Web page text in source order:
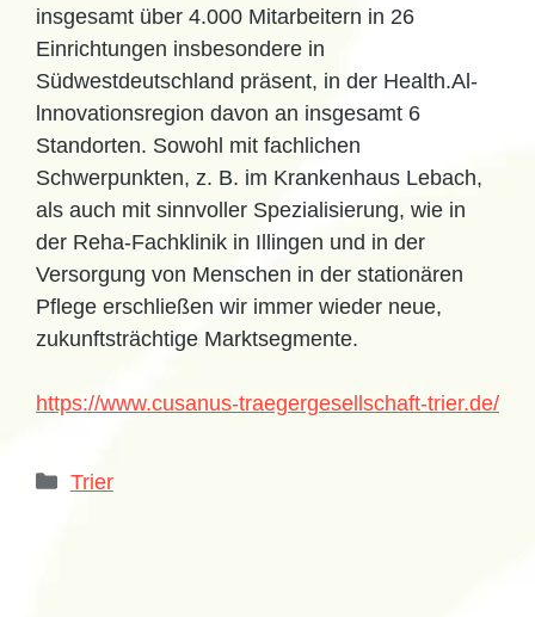
insgesamt über 4.000 Mitarbeitern in 26
Einrichtungen insbesondere in
Südwestdeutschland präsent, in der Health.Al-
lnnovationsregion davon an insgesamt 6
Standorten. Sowohl mit fachlichen
Schwerpunkten, z. B. im Krankenhaus Lebach,
als auch mit sinnvoller Spezialisierung, wie in
der Reha-Fachklinik in Illingen und in der
Versorgung von Menschen in der stationären
Pflege erschließen wir immer wieder neue,
zukunftsträchtige Marktsegmente.
https://www.cusanus-traegergesellschaft-trier.de/
Trier